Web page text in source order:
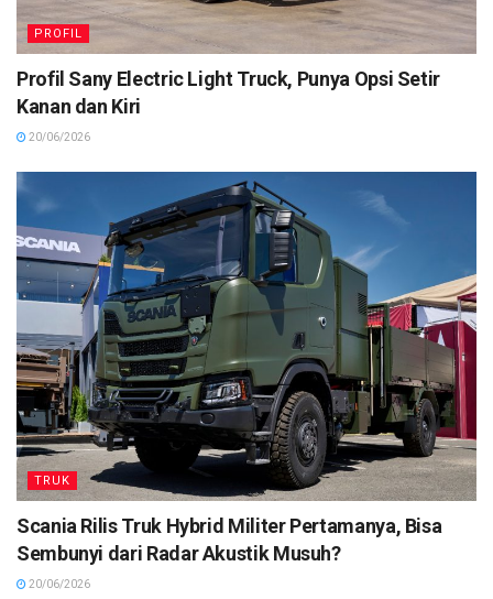
PROFIL
Profil Sany Electric Light Truck, Punya Opsi Setir
Kanan dan Kiri
20/06/2026
TRUK
Scania Rilis Truk Hybrid Militer Pertamanya, Bisa
Sembunyi dari Radar Akustik Musuh?
20/06/2026